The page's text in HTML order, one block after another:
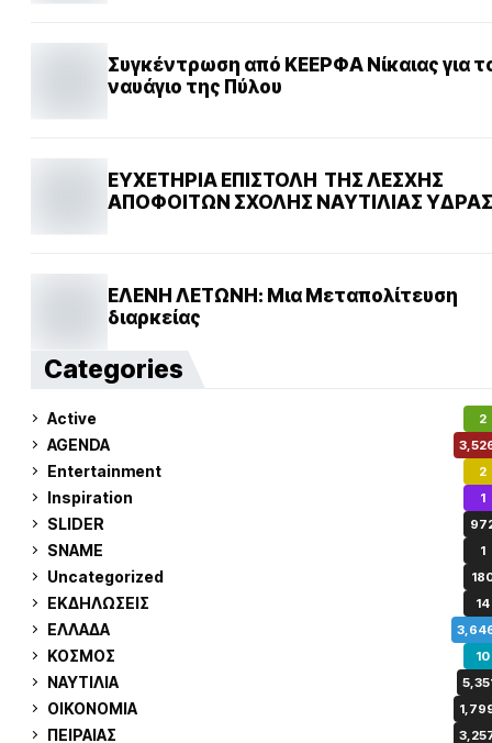
Συγκέντρωση από ΚΕΕΡΦΑ Νίκαιας για το
ναυάγιο της Πύλου
ΕΥΧΕΤΗΡΙΑ ΕΠΙΣΤΟΛΗ ΤΗΣ ΛΕΣΧΗΣ
ΑΠΟΦΟΙΤΩΝ ΣΧΟΛΗΣ ΝΑΥΤΙΛΙΑΣ ΥΔΡΑΣ
ΕΛΕΝΗ ΛΕΤΩΝΗ: Μια Μεταπολίτευση
διαρκείας
Categories
Active 2
AGENDA
Entertainment 2
Inspiration 1
SLIDER
SNAME 1
Uncategorized
ΕΚΔΗΛΩΣΕΙΣ 14
ΕΛΛΑΔΑ
ΚΟΣΜΟΣ 10
ΝΑΥΤΙΛΙΑ
ΟΙΚΟΝΟΜΙΑ
ΠΕΙΡΑΙΑΣ